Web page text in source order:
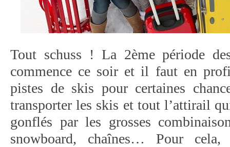
Tout schuss ! La 2ème période
commence ce soir et il faut en
pistes de skis pour certaines
transporter les skis et tout l’attirail
gonflés par les grosses
snowboard, chaînes… Pour